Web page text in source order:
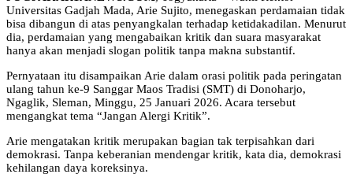
Universitas Gadjah Mada, Arie Sujito, menegaskan perdamaian tidak
bisa dibangun di atas penyangkalan terhadap ketidakadilan. Menurut
dia, perdamaian yang mengabaikan kritik dan suara masyarakat
hanya akan menjadi slogan politik tanpa makna substantif.
Pernyataan itu disampaikan Arie dalam orasi politik pada peringatan
ulang tahun ke-9 Sanggar Maos Tradisi (SMT) di Donoharjo,
Ngaglik, Sleman, Minggu, 25 Januari 2026. Acara tersebut
mengangkat tema “Jangan Alergi Kritik”.
Arie mengatakan kritik merupakan bagian tak terpisahkan dari
demokrasi. Tanpa keberanian mendengar kritik, kata dia, demokrasi
kehilangan daya koreksinya.